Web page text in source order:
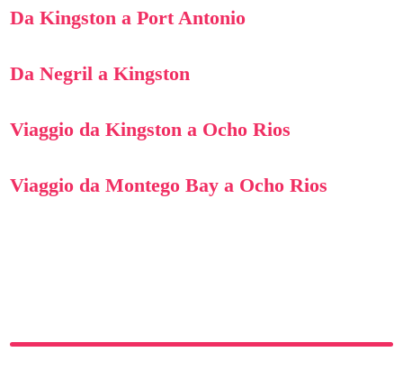
Da Kingston a Port Antonio
Da Negril a Kingston
Viaggio da Kingston a Ocho Rios
Viaggio da Montego Bay a Ocho Rios